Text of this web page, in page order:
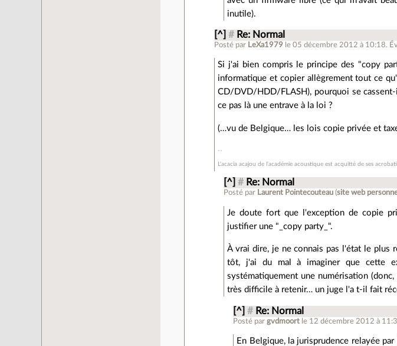
inutile).
[^] # Re: Normal
Posté par LeXa1979 le 05 décembre 2012 à 10:18.
Si j'ai bien compris le principe des "copy
informatique et copier allègrement tout ce
CD/DVD/HDD/FLASH), pourquoi se
ce pas là une entrave à la loi ?
(…vu de Belgique… les lois copie privée et
L'acacia acajou de l'académie acoustique est acquitté de ses
[^] # Re: Normal
Posté par Laurent Pointecouteau (site web
Je doute fort que l'exception de copie
justifier une "_copy party_".
À vrai dire, je ne connais pas l'état le plus
tôt, j'ai du mal à imaginer que cette
systématiquement une numérisation
très difficile à retenir… un juge l'a t-il fait
[^] # Re: Normal
Posté pargvdmoort le 12 décembre 2012 à
En Belgique, la jurisprudence relayée